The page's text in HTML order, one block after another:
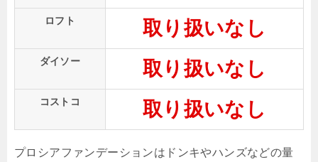
ロフト 取り扱いなし
ダイソー 取り扱いなし
コストコ 取り扱いなし
プロシアファンデーションはドンキやハンズなどの量